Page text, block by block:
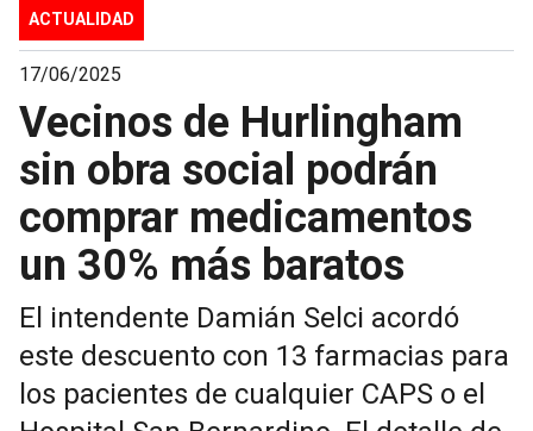
ACTUALIDAD
17/06/2025
Vecinos de Hurlingham
sin obra social podrán
comprar medicamentos
un 30% más baratos
El intendente Damián Selci acordó
este descuento con 13 farmacias para
los pacientes de cualquier CAPS o el